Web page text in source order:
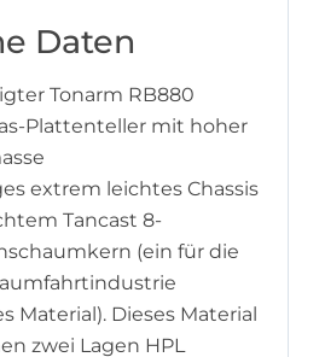
Daten
Tonarm RB880
Plattenteller mit hoher
extrem leichtes Chassis
Tancast 8-
(ein für die
Material). Dieses Material
zwei Lagen HPL